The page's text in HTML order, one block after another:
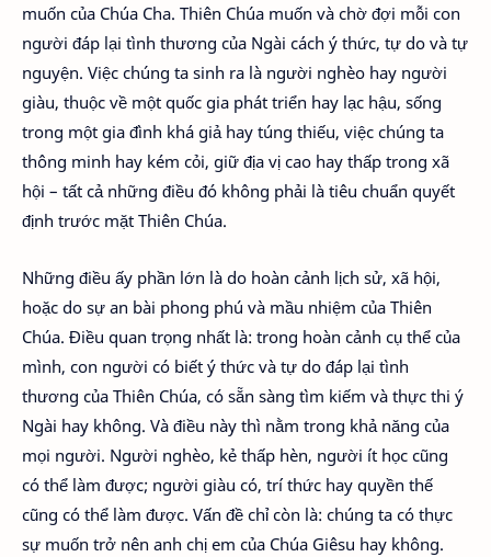
muốn của Chúa Cha. Thiên Chúa muốn và chờ đợi mỗi con
người đáp lại tình thương của Ngài cách ý thức, tự do và tự
nguyện. Việc chúng ta sinh ra là người nghèo hay người
giàu, thuộc về một quốc gia phát triển hay lạc hậu, sống
trong một gia đình khá giả hay túng thiếu, việc chúng ta
thông minh hay kém cỏi, giữ địa vị cao hay thấp trong xã
hội – tất cả những điều đó không phải là tiêu chuẩn quyết
định trước mặt Thiên Chúa.
Những điều ấy phần lớn là do hoàn cảnh lịch sử, xã hội,
hoặc do sự an bài phong phú và mầu nhiệm của Thiên
Chúa. Điều quan trọng nhất là: trong hoàn cảnh cụ thể của
mình, con người có biết ý thức và tự do đáp lại tình
thương của Thiên Chúa, có sẵn sàng tìm kiếm và thực thi ý
Ngài hay không. Và điều này thì nằm trong khả năng của
mọi người. Người nghèo, kẻ thấp hèn, người ít học cũng
có thể làm được; người giàu có, trí thức hay quyền thế
cũng có thể làm được. Vấn đề chỉ còn là: chúng ta có thực
sự muốn trở nên anh chị em của Chúa Giêsu hay không.